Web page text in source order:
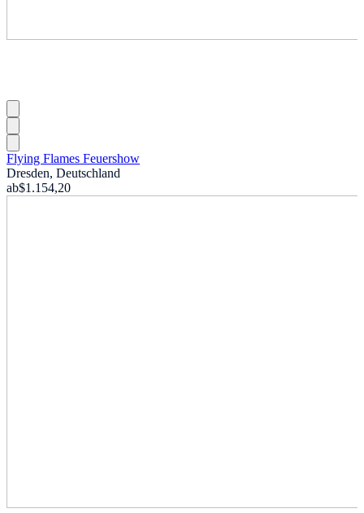
Flying Flames Feuershow
Dresden, Deutschland
ab$1.154,20